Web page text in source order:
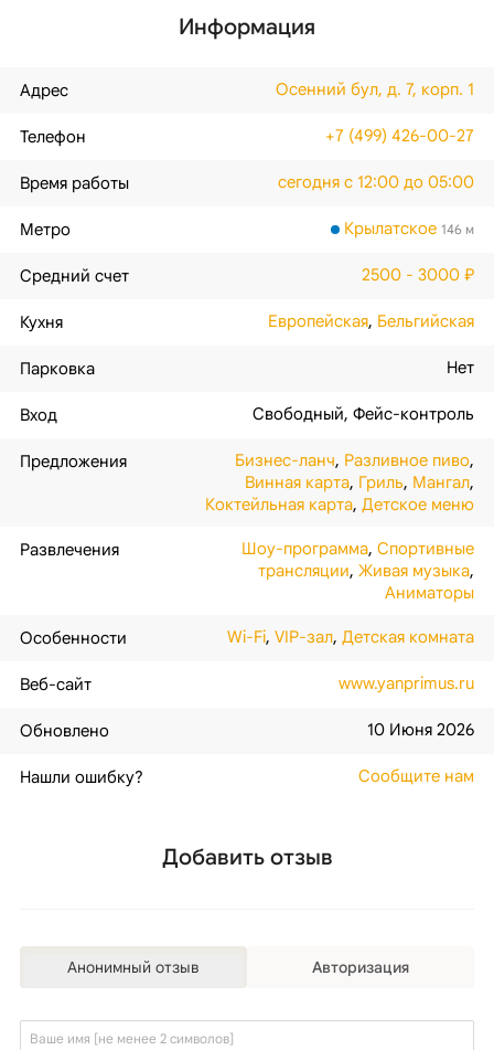
Информация
Адрес Осенний бул, д. 7, корп. 1
Телефон +7 (499) 426-00-27
Время работы сегодня с 12:00 до 05:00
Метро Крылатское 146 м
Средний счет 2500 - 3000 ₽
Кухня Европейская, Бельгийская
Парковка Нет
Вход Свободный,Фейс-контроль
Предложения Бизнес-ланч, Разливное пиво,
Винная карта, Гриль, Мангал,
Коктейльная карта,Детское меню
Развлечения Шоу-программа,Спортивные
трансляции,Живая музыка,
Аниматоры
Особенности Wi-Fi,VIP-зал,Детская комната
Веб-сайт www.yanprimus.ru
Обновлено 10 Июня 2026
Нашли ошибку? Сообщите нам
Добавить отзыв
Анонимный отзыв Авторизация